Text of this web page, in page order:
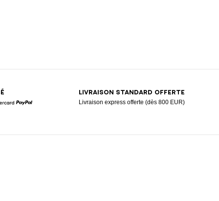
LIVRAISON STANDARD OFFERTE
Livraison express offerte (dès 800 EUR)